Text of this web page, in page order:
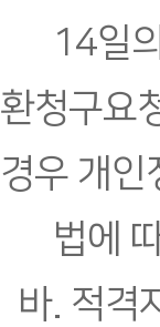
14일의
환청구요
경우 개인
법에 따
바. 적격